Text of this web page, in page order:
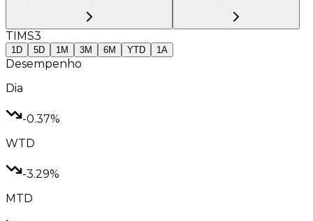
TIMS3
1D 5D 1M 3M 6M YTD 1A
Desempenho
Dia
-0.37%
WTD
-3.29%
MTD